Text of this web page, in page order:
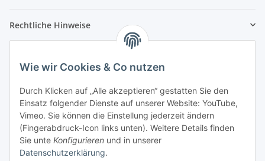
Rechtliche Hinweise
Wie wir Cookies & Co nutzen
Durch Klicken auf „Alle akzeptieren“ gestatten Sie den
Einsatz folgender Dienste auf unserer Website: YouTube,
Vimeo. Sie können die Einstellung jederzeit ändern
(Fingerabdruck-Icon links unten). Weitere Details finden
Sie unte Konfigurieren und in unserer
Datenschutzerklärung.